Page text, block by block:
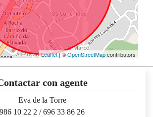
Leaflet| ©OpenStreetMapcontributors
con agente
Eva de la Torre
986 10 22 2 /696 33 86 26